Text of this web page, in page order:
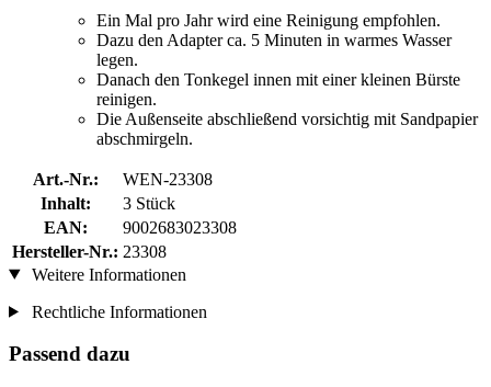
Ein Mal pro Jahr wird eine Reinigung empfohlen.
Dazu den Adapter ca. 5 Minuten in warmes Wasser
legen.
Danach den Tonkegel innen mit einer kleinen Bürste
reinigen.
Die Außenseite abschließend vorsichtig mit Sandpapier
abschmirgeln.
Art.-Nr.:
WEN-23308
Inhalt:
3 Stück
EAN:
9002683023308
Hersteller-Nr.: 23308
Weitere Informationen
Rechtliche Informationen
Passend dazu